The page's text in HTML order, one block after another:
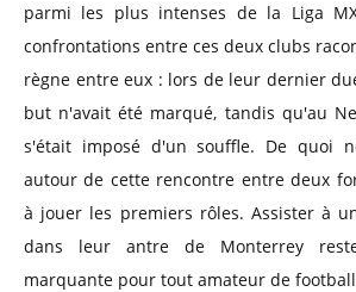
parmi les plus intenses de la Liga
confrontations entre ces deux clubs
règne entre eux : lors de leur dernier
but n'avait été marqué, tandis qu'au
s'était imposé d'un souffle. De quoi
autour de cette rencontre entre deux
à jouer les premiers rôles. Assister à
dans leur antre de Monterrey
marquante pour tout amateur de